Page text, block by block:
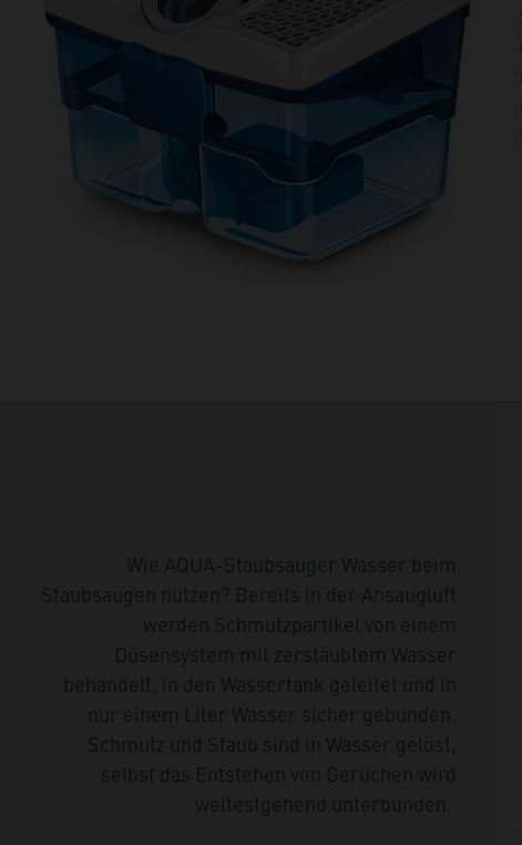
Wie AQUA-Staubsauger Wasser beim
Staubsaugen nutzen? Bereits in der Ansaugluft
werden Schmutzpartikel von einem
Düsensystem mit zerstäubtem Wasser
behandelt, in den Wassertank geleitet und in
nur einem Liter Wasser sicher gebunden.
Schmutz und Staub sind in Wasser gelöst,
selbst das Entstehen von Gerüchen wird
weitestgehend unterbunden.